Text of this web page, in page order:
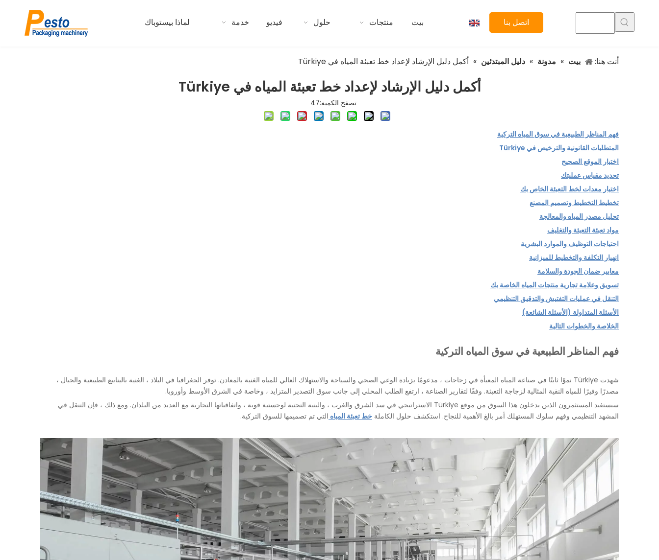
بيت منتجات حلول فيديو خدمة لماذا بيستوباك اتصل بنا
أنت هنا: بيت » مدونة » دليل المبتدئين » أكمل دليل الإرشاد لإعداد خط تعبئة المياه في Türkiye
أكمل دليل الإرشاد لإعداد خط تعبئة المياه في Türkiye
تصفح الكمية:47
فهم المناظر الطبيعية في سوق المياه التركية
المتطلبات القانونية والترخيص في Türkiye
اختيار الموقع الصحيح
تحديد مقياس عمليتك
اختيار معدات لخط التعبئة الخاص بك
تخطيط التخطيط وتصميم المصنع
تحليل مصدر المياه والمعالجة
مواد تعبئة التعبئة والتغليف
احتياجات التوظيف والموارد البشرية
انهيار التكلفة والتخطيط للميزانية
معايير ضمان الجودة والسلامة
تسويق وعلامة تجارية منتجات المياه الخاصة بك
التنقل في عمليات التفتيش والتدقيق التنظيمي
الأسئلة المتداولة (الأسئلة الشائعة)
الخلاصة والخطوات التالية
فهم المناظر الطبيعية في سوق المياه التركية
شهدت Türkiye نموًا ثابتًا في صناعة المياه المعبأة في زجاجات ، مدعومًا بزيادة الوعي الصحي والسياحة والاستهلاك العالي للمياه الغنية بالمعادن. توفر الجغرافيا في البلاد ، الغنية بالينابيع الطبيعية والجبال ،
مصدرًا وفيرًا للمياه النقية المثالية لزجاجة التعبئة. وفقًا لتقارير الصناعة ، ارتفع الطلب المحلي إلى جانب سوق التصدير المتزايد ، وخاصة في الشرق الأوسط وأوروبا.
سيستفيد المستثمرون الذين يدخلون هذا السوق من موقع Türkiye الاستراتيجي في سد الشرق والغرب ، والبنية التحتية لوجستية قوية ، واتفاقياتها التجارية مع العديد من البلدان. ومع ذلك ، فإن التنقل في
المشهد التنظيمي وفهم سلوك المستهلك أمر بالغ الأهمية للنجاح. استكشف حلول الكاملة خط تعبئة المياه التي تم تصميمها للسوق التركية.